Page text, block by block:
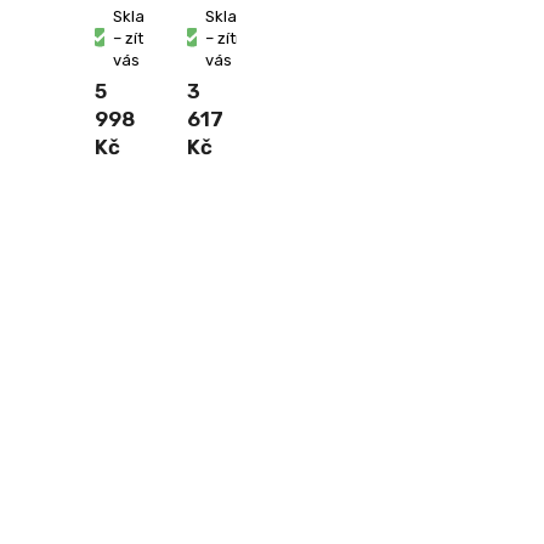
Skladem
– zítra u
vás
5
998
Kč
Skladem
– zítra u
vás
3
617
Kč